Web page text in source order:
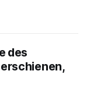
des